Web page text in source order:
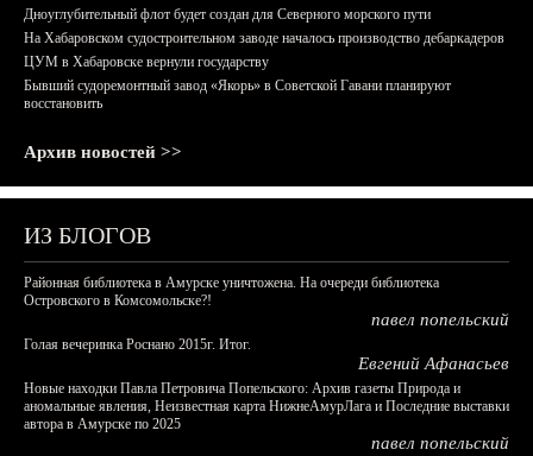
Дноуглубительный флот будет создан для Северного морского пути
На Хабаровском судостроительном заводе началось производство дебаркадеров
ЦУМ в Хабаровске вернули государству
Бывший судоремонтный завод «Якорь» в Советской Гавани планируют
восстановить
Архив новостей >>
ИЗ БЛОГОВ
Районная библиотека в Амурске уничтожена. На очереди библиотека
Островского в Комсомольске?!
павел попельский
Голая вечеринка Роснано 2015г. Итог.
Евгений Афанасьев
Новые находки Павла Петровича Попельского: Архив газеты Природа и
аномальные явления, Неизвестная карта НижнеАмурЛага и Последние выставки
автора в Амурске по 2025
павел попельский